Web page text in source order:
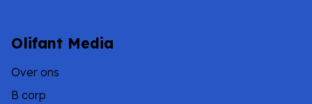
Olifant Media
Over ons
B corp